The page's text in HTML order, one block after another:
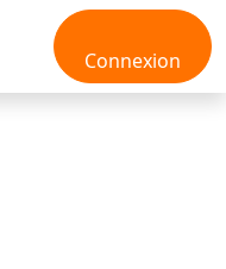
Connexion